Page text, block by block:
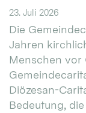
23. Juli 2026
Die
Jahren
Menschen vor
Diözesan-
Bedeutung,